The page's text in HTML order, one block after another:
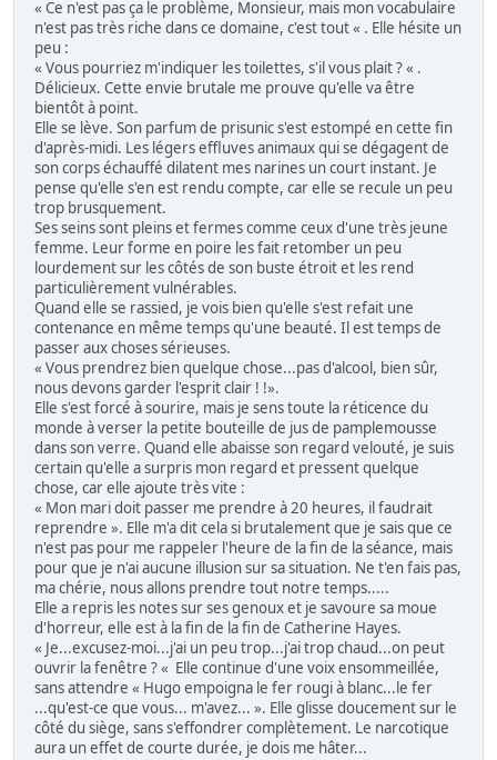
« Ce n'est pas ça le problème, Monsieur, mais mon vocabulaire
n'est pas très riche dans ce domaine, c'est tout « . Elle hésite un
peu :
« Vous pourriez m'indiquer les toilettes, s'il vous plait ? « .
Délicieux. Cette envie brutale me prouve qu'elle va être
bientôt à point.
Elle se lève. Son parfum de prisunic s'est estompé en cette fin
d'après-midi. Les légers effluves animaux qui se dégagent de
son corps échauffé dilatent mes narines un court instant. Je
pense qu'elle s'en est rendu compte, car elle se recule un peu
trop brusquement.
Ses seins sont pleins et fermes comme ceux d'une très jeune
femme. Leur forme en poire les fait retomber un peu
lourdement sur les côtés de son buste étroit et les rend
particulièrement vulnérables.
Quand elle se rassied, je vois bien qu'elle s'est refait une
contenance en même temps qu'une beauté. Il est temps de
passer aux choses sérieuses.
« Vous prendrez bien quelque chose...pas d'alcool, bien sûr,
nous devons garder l'esprit clair ! !».
Elle s'est forcé à sourire, mais je sens toute la réticence du
monde à verser la petite bouteille de jus de pamplemousse
dans son verre. Quand elle abaisse son regard velouté, je suis
certain qu'elle a surpris mon regard et pressent quelque
chose, car elle ajoute très vite :
« Mon mari doit passer me prendre à 20 heures, il faudrait
reprendre ». Elle m'a dit cela si brutalement que je sais que ce
n'est pas pour me rappeler l'heure de la fin de la séance, mais
pour que je n'ai aucune illusion sur sa situation. Ne t'en fais pas,
ma chérie, nous allons prendre tout notre temps.....
Elle a repris les notes sur ses genoux et je savoure sa moue
d'horreur, elle est à la fin de la fin de Catherine Hayes.
« Je...excusez-moi...j'ai un peu trop...j'ai trop chaud...on peut
ouvrir la fenêtre ? « Elle continue d'une voix ensommeillée,
sans attendre « Hugo empoigna le fer rougi à blanc...le fer
...qu'est-ce que vous... m'avez... ». Elle glisse doucement sur le
côté du siège, sans s'effondrer complètement. Le narcotique
aura un effet de courte durée, je dois me hâter...